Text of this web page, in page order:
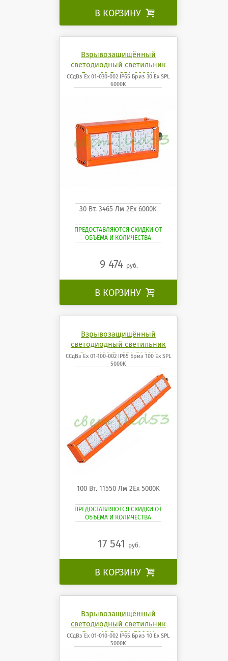
В КОРЗИНУ 
Взрывозащищённый
светодиодный светильник
Бриз 30 Ех SPL 6000K
ССдВз Ех 01-030-002 IP65 Бриз 30 Ех SPL
6000K
30 Вт. 3465 Лм 2Ех 6000K
ПРЕДОСТАВЛЯЮТСЯ СКИДКИ ОТ
ОБЪЁМА И КОЛИЧЕСТВА
9 474 руб.
В КОРЗИНУ 
Взрывозащищённый
светодиодный светильник
Бриз 100 Ех SPL 5000K
ССдВз Ех 01-100-002 IP65 Бриз 100 Ех SPL
5000K
100 Вт. 11550 Лм 2Ех 5000K
ПРЕДОСТАВЛЯЮТСЯ СКИДКИ ОТ
ОБЪЁМА И КОЛИЧЕСТВА
17 541 руб.
В КОРЗИНУ 
Взрывозащищённый
светодиодный светильник
Бриз 10 Ех SPL 5000K
ССдВз Ех 01-010-002 IP65 Бриз 10 Ех SPL
5000K